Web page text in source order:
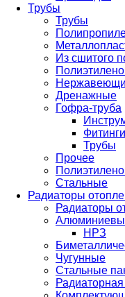
Трубы
Трубы
Из сшитого
Дренажные
Гофра-труба
Фитинги
Трубы
Прочее
Стальные
Радиаторы
Радиаторы
НРЗ
Чугунные
Стальные